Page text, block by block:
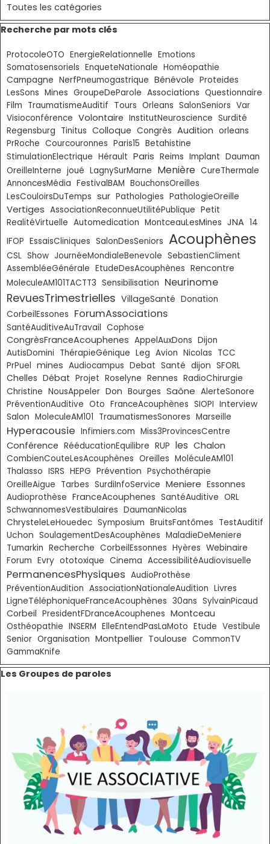
Toutes les catégories
Sauter le bloc Recherche par mots clés
Recherche par mots clés
ProtocoleOTO EnergieRelationnelle Emotions
Somatosensoriels EnqueteNationale Homéopathie
Campagne NerfPneumogastrique Bénévole Proteides
LesSons Mines GroupeDeParole Associations Questionnaire
Film TraumatismeAuditif Tours Orleans SalonSeniors Var
Visioconférence Volontaire InstitutNeuroscience Surdité
Regensburg Tinitus Colloque Congrès Audition orleans
PrRoche Courcouronnes Paris15 Betahistine
StimulationElectrique Hérault Paris Reims Implant Dauman
OreilleInterne joué LagnySurMarne Menière CureThermale
AnnoncesMédia FestivalBAM BouchonsOreilles
LesCouloirsDuTemps sur Pathologies PathologieOreille
Vertiges AssociationReconnueUtilitéPublique Petit
RealitéVirtuelle Automedication MontceauLesMines JNA 14
IFOP EssaisCliniques SalonDesSeniors Acouphènes
CSL Show JournéeMondialeBenevole SebastienCliment
AssembléeGénérale EtudeDesAcouphènes Rencontre
MoleculeAM101TACTT3 Sensibilisation Neurinome
RevuesTrimestrielles VillageSanté Donation
CorbeilEssones ForumAssociations
SantéAuditiveAuTravail Cophose
CongrèsFranceAcouphenes AppelAuxDons Dijon
AutisDomini ThérapieGénique Leg Avion Nicolas TCC
PrPuel mines Audiocampus Debat Santé dijon SFORL
Chelles Débat Projet Roselyne Rennes RadioChirurgie
Christine NousAppeler Don Bourges Saône AlerteSonore
PréventionAuditive Oto FranceAcouphènes SIOPI Interview
Salon MoleculeAM101 TraumatismesSonores Marseille
Hyperacousie Infimiers.com Miss3ProvincesCentre
Conférence RééducationEquilibre RUP les Chalon
CombienCouteLesAcouphènes Oreilles MoléculeAM101
Thalasso ISRS HEPG Prévention Psychothérapie
OreilleAigue Tarbes SurdiInfoService Meniere Essonnes
Audioprothèse FranceAcouphenes SantéAuditive ORL
SchwannomesVestibulaires DaumanNicolas
ChrysteleLeHouedec Symposium BruitsFantômes TestAuditif
Uchon SoulagementDesAcouphènes MaladieDeMeniere
Tumarkin Recherche CorbeilEssonnes Hyères Webinaire
Forum Evry ototoxique Cinema AccessibilitéAudiovisuelle
PermanencesPhysiques AudioProthèse
PréventionAudition AssociationNationaleAudition Livres
LigneTéléphoniqueFranceAcouphènes 30ans SylvainPicaud
Corbeil PresidentFDranceAcouphenes Montceau
Osthéopathie INSERM ElleEntendPasLaMoto Etude Vestibule
Senior Organisation Montpellier Toulouse CommonTV
GammaKnife
Sauter le bloc Les Groupes de paroles
Les Groupes de paroles